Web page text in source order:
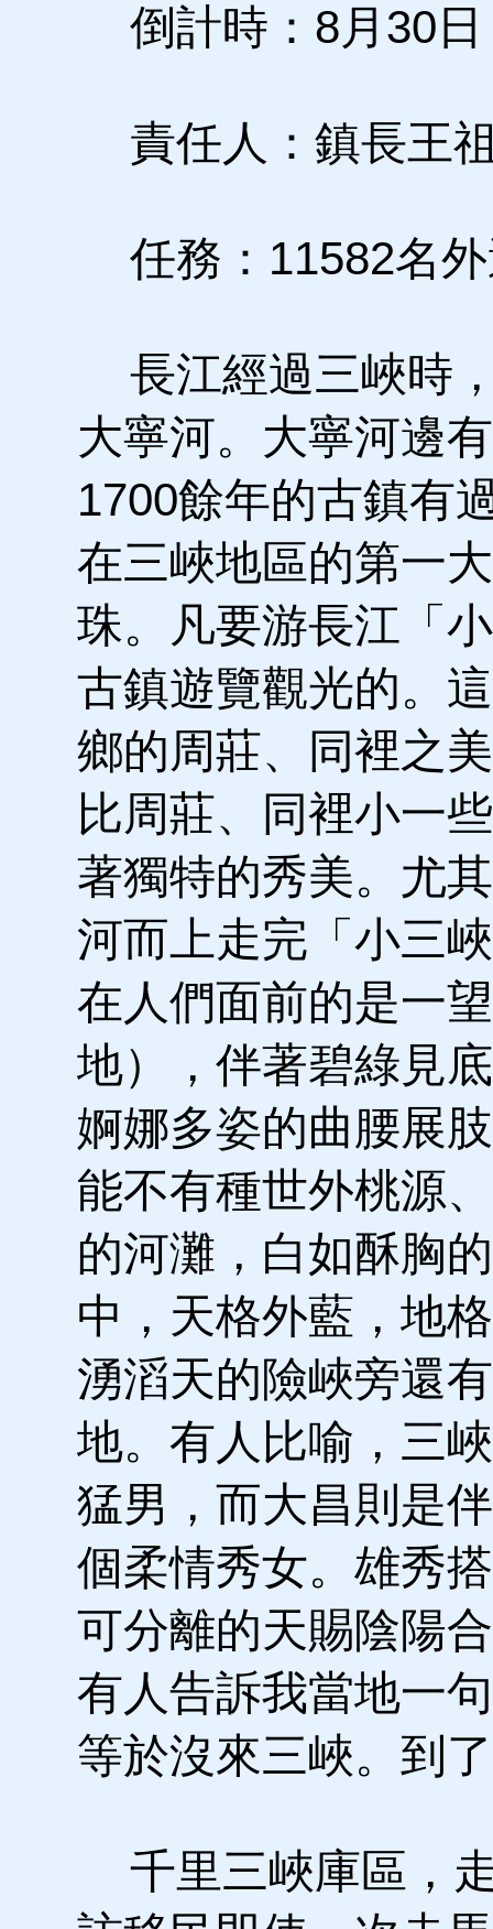
倒計時：8月30日
責任人：鎮長王
任務：11582名外
長江經過三峽時
大寧河。大寧河邊
1700餘年的古鎮有
在三峽地區的第一
珠。凡要游長江「
古鎮遊覽觀光的。
鄉的周莊、同裡之
比周莊、同裡小一
著獨特的秀美。尤
河而上走完「小三
在人們面前的是一
地），伴著碧綠見
婀娜多姿的曲腰展
能不有種世外桃源
的河灘，白如酥胸
中，天格外藍，地
湧滔天的險峽旁還
地。有人比喻，三
猛男，而大昌則是
個柔情秀女。雄秀
可分離的天賜陰陽
有人告訴我當地一
等於沒來三峽。到
千里三峽庫區，